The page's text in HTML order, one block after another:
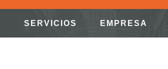
SERVICIOS EMPRESA